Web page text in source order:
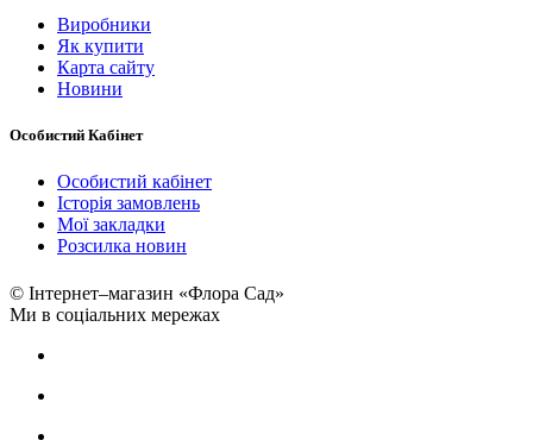
Виробники
Як купити
Карта сайту
Новини
Особистий Кабінет
Особистий кабінет
Історія замовлень
Мої закладки
Розсилка новин
© Інтернет–магазин «Флора Сад»
Ми в соціальних мережах